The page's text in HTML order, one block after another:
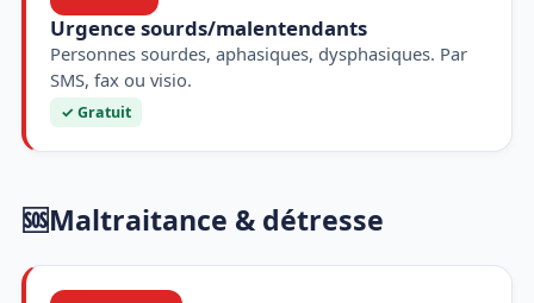
Urgence sourds/malentendants
Personnes sourdes, aphasiques, dysphasiques. Par
SMS, fax ou visio.
✓ Gratuit
🆘Maltraitance & détresse